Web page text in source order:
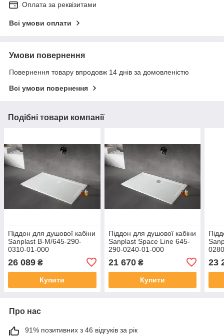
Оплата за реквізитами
Всі умови оплати
Умови повернення
Повернення товару впродовж 14 днів за домовленістю
Всі умови повернення
Подібні товари компанії
Піддон для душової кабіни
Sanplast B-M/645-290-
0310-01-000
26 089 ₴
Купити
Піддон для душової кабіни
Sanplast Space Line 645-
290-0240-01-000
21 670₴
Купити
23
Про нас
91% позитивних з 46 відгуків за рік